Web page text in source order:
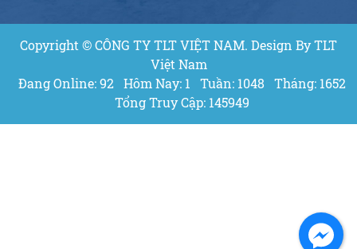
Copyright © CÔNG TY TLT VIỆT NAM. Design By TLT
Việt Nam
Đang Online: 92 Hôm Nay: 1 Tuần: 1048
Tháng: 1652
Tổng Truy Cập: 145949